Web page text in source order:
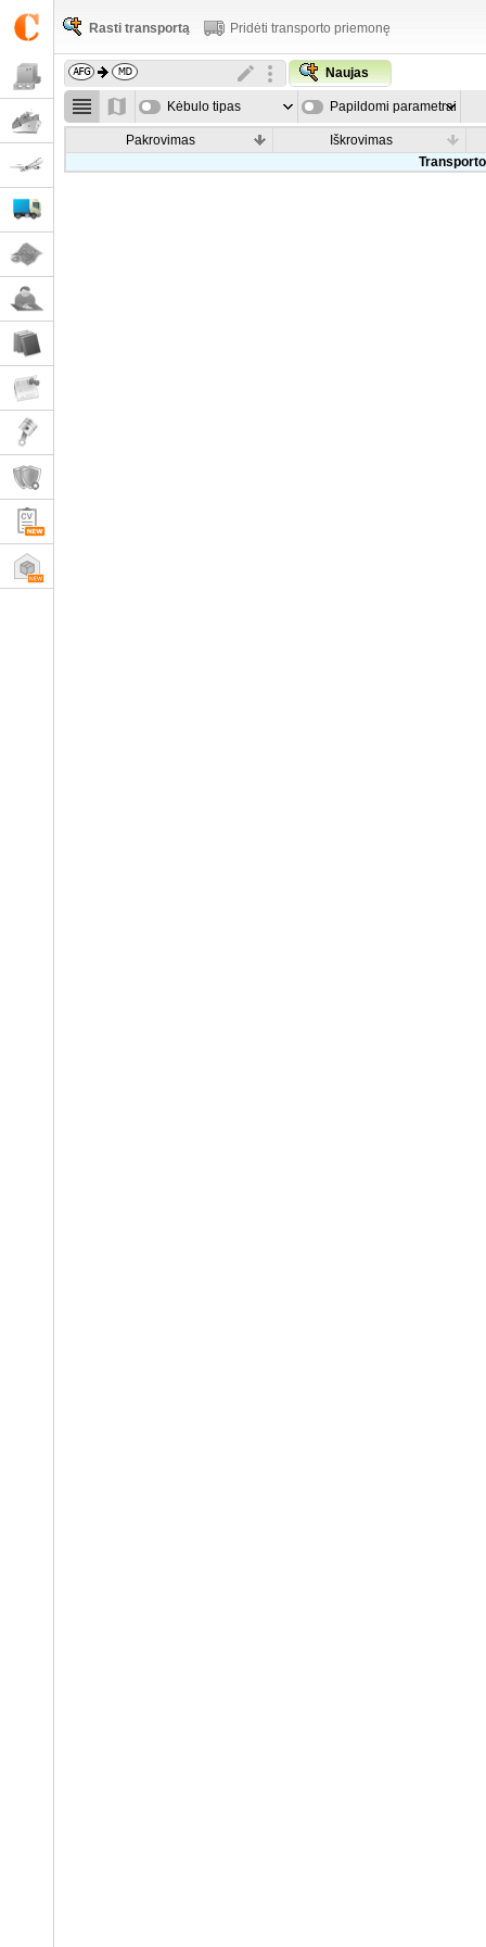
Rasti transportą Pridėti transporto priemonę
Naujas
Kėbulo tipas Papildomi parametrai
Pakrovimas
Iškrovimas